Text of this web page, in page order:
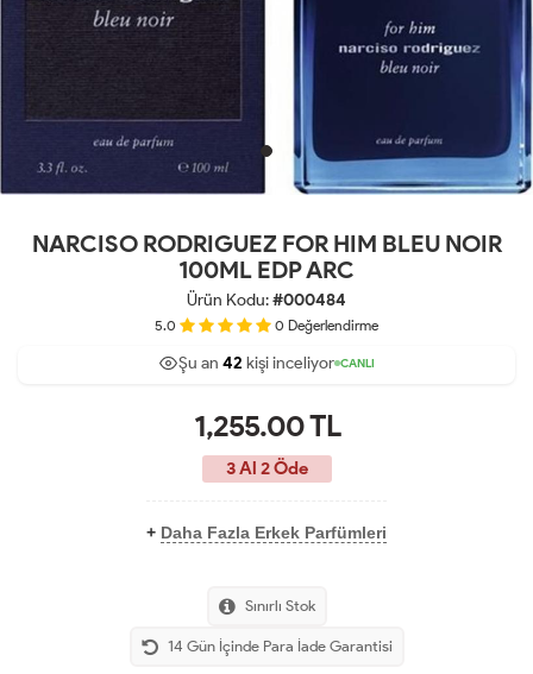
NARCISO RODRIGUEZ FOR HIM BLEU NOIR
100ML EDP ARC
Ürün Kodu:#000484
5.0 0 Değerlendirme
Şu an 42 kişi inceliyor CANLI
6513
1,255.00TL
3 Al 2 Öde
+ Daha Fazla Erkek Parfümleri
Sınırlı Stok
14 Gün İçinde Para İade Garantisi